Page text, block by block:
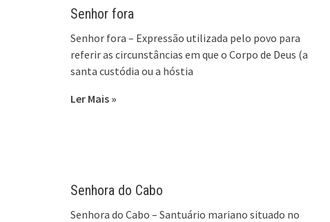
Senhor fora
Senhor fora – Expressão utilizada pelo povo para
referir as circunstâncias em que o Corpo de Deus (a
santa custódia ou a hóstia
Ler Mais »
Senhora do Cabo
Senhora do Cabo – Santuário mariano situado no